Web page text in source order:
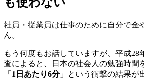
社員・従業員は仕事のために自分で金
ん。
もう何度もお話していますが、平成28
査によると、日本の社会人の勉強時間
「 1日あたり6分」という衝撃の結果が